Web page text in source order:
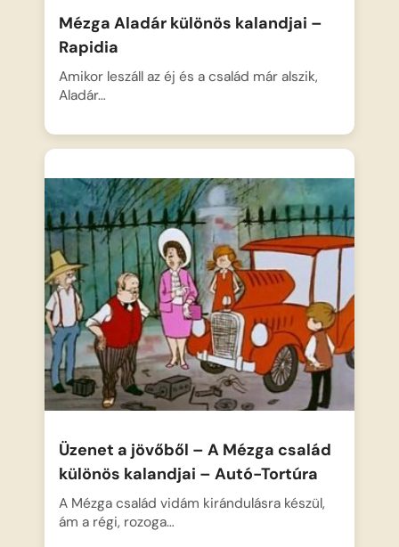
Mézga Aladár különös kalandjai –
Rapidia
Amikor leszáll az éj és a család már alszik,
Aladár…
Üzenet a jövőből – A Mézga család
különös kalandjai – Autó-Tortúra
A Mézga család vidám kirándulásra készül,
ám a régi, rozoga…